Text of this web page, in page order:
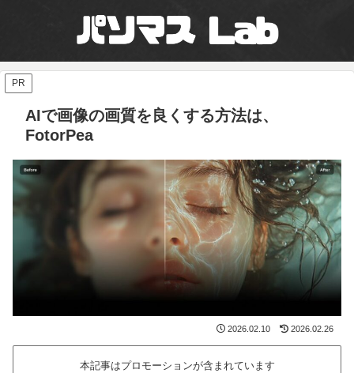
PR
AIで画像の画質を良くする方法は、
FotorPea
2026.02.10 2026.02.26
本記事はプロモーションが含まれています